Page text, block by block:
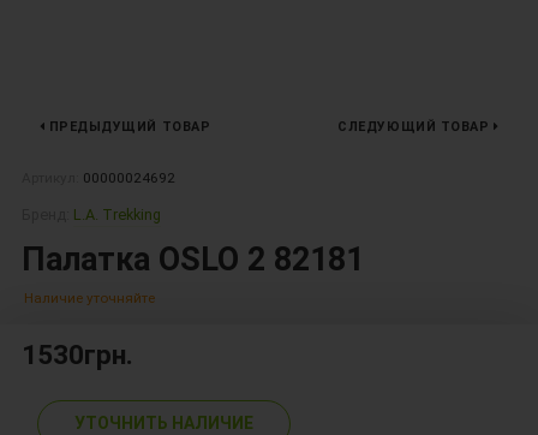
ПРЕДЫДУЩИЙ ТОВАР СЛЕДУЮЩИЙ ТОВАР
00000024692
L.A. Trekking
Палатка OSLO 2 82181
Наличие уточняйте
1530грн.
УТОЧНИТЬ НАЛИЧИЕ